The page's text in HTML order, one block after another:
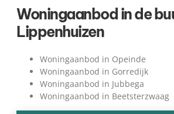
Woningaanbod in de
Lippenhuizen
Woningaanbod in Opeinde
Woningaanbod in Gorredijk
Woningaanbod in Jubbega
Woningaanbod in Beetsterzwaag